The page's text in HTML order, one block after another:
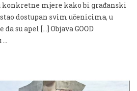
konkretne mjere kako bi građanski
dostupan svim učenicima, u
su apel […] Objava GOOD
…